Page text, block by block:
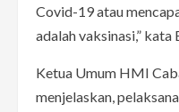
Covid-19 atau
adalah vaksinasi,” kata
Ketua Umum HMI
menjelaskan,